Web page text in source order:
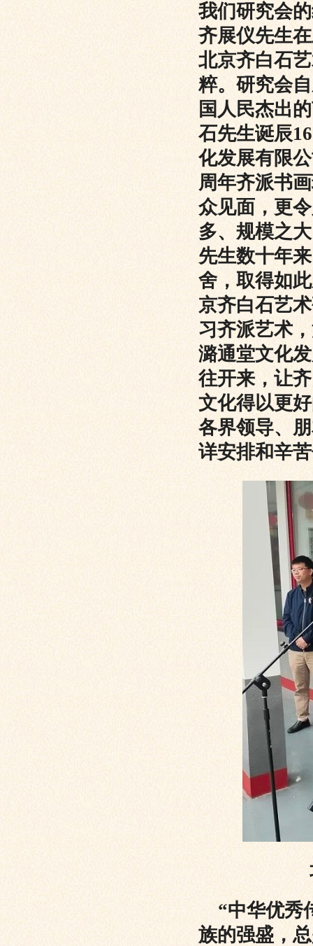
我们研究会
齐展仪先生
北京齐白石
粹。研究会
国人民杰出
石先生诞辰
化发展有限
周年齐派书
众见面，更
多、规模之
先生数十年
舍，取得如
京齐白石艺
习齐派艺术
潞通堂文化
往开来，让
文化得以更
各界领导、
详安排和辛
“中华优秀
族的强盛，